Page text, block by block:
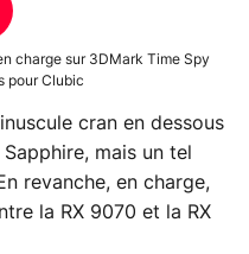
charge sur 3DMark Time Spy
pour Clubic
cran en dessous
mais un tel
revanche, en charge,
la RX 9070 et la RX